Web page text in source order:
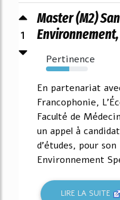
1
Master (M2)
Pertinence
55%
En partenariat
Francophonie,
Faculté de
un appel à
d'études, pour
Environnement
LIRE LA SUITE